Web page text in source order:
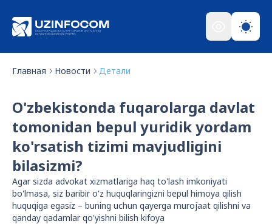
Главная Новости Детали
O'zbekistonda fuqarolarga davlat
tomonidan bepul yuridik yordam
ko'rsatish tizimi mavjudligini
bilasizmi?
Agar sizda advokat xizmatlariga haq to'lash imkoniyati
bo'lmasa, siz baribir o'z huquqlaringizni bepul himoya qilish
huquqiga egasiz – buning uchun qayerga murojaat qilishni va
qanday qadamlar qo'yishni bilish kifoya